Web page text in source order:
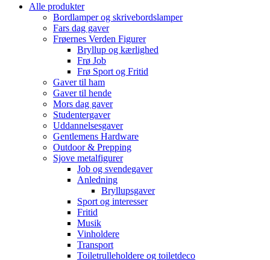
Alle produkter
Bordlamper og skrivebordslamper
Fars dag gaver
Frøernes Verden Figurer
Bryllup og kærlighed
Frø Job
Frø Sport og Fritid
Gaver til ham
Gaver til hende
Mors dag gaver
Studentergaver
Uddannelsesgaver
Gentlemens Hardware
Outdoor & Prepping
Sjove metalfigurer
Job og svendegaver
Anledning
Bryllupsgaver
Sport og interesser
Fritid
Musik
Vinholdere
Transport
Toiletrulleholdere og toiletdeco